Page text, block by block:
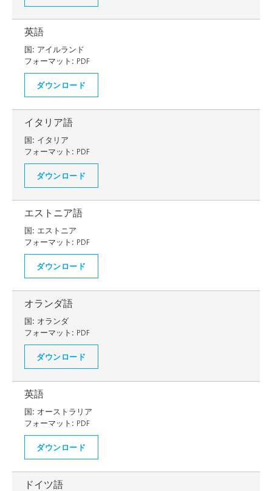
英語
国: アイルランド
フォーマット: PDF
ダウンロード
イタリア語
国: イタリア
フォーマット: PDF
ダウンロード
エストニア語
国: エストニア
フォーマット: PDF
ダウンロード
オランダ語
国: オランダ
フォーマット: PDF
ダウンロード
英語
国: オーストラリア
フォーマット: PDF
ダウンロード
ドイツ語